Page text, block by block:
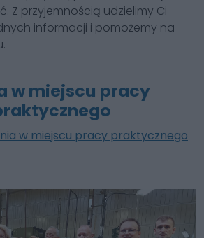
Z przyjemnością udzielimy Ci
informacji i pomożemy na
w miejscu pracy
w miejscu pracy praktycznego